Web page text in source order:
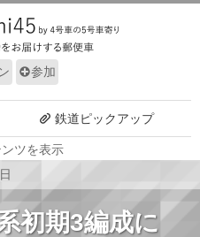
参加
ツを表示
鉄道ピックアップ
路線探訪
サイトについて
初期3編成に